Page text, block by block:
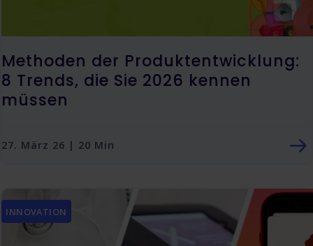
Methoden der Produktentwicklung:
8 Trends, die Sie 2026 kennen
müssen
27. März 26 | 20 Min
INNOVATION